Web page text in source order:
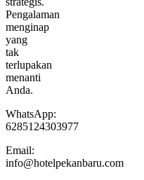
Jl.
Sekar
Jepun
VIII
No.1
Kesiman
Kertalangu
Pekanbaru,
Riau
28116
Jam
Check-
in/out: